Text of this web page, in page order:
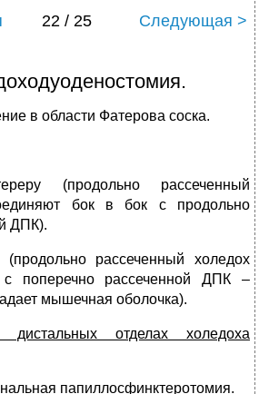
22 / 25 Следующая >
в области Фатерова соска.
(продольно рассеченный
бок в бок с продольно
ДПК).
рассеченный холедох
с поперечно рассеченной ДПК –
мышечная оболочка).
отделах холедоха
папиллосфинктеротомия.